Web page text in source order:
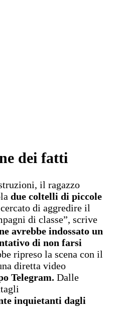
dei fatti
il ragazzo
due coltelli di piccole
di aggredire il
di classe”, scrive
avrebbe indossato un
di non farsi
ripreso la scena con il
diretta video
Telegram. Dalle
inquietanti dagli